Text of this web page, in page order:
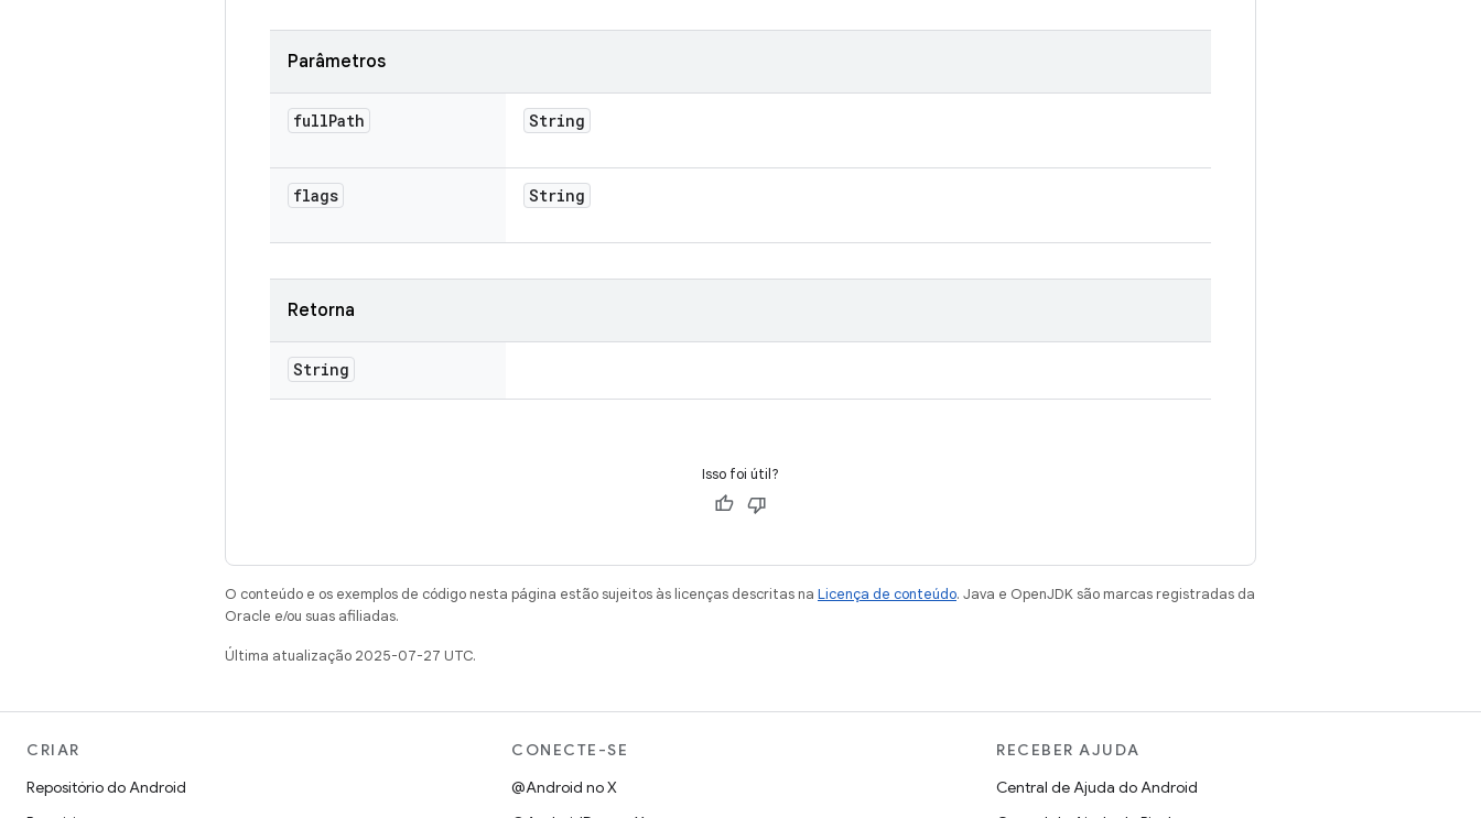
Parâmetros
fullPath String
flags String
Retorna
String
Isso foi útil?
O conteúdo e os exemplos de código nesta página estão sujeitos às licenças descritas na Licença de conteúdo. Java e OpenJDK são marcas registradas da
Oracle e/ou suas afiliadas.
Última atualização 2025-07-27 UTC.
CRIAR
Repositório do Android
CONECTE-SE
@Android no X
RECEBER AJUDA
Central de Ajuda do Android